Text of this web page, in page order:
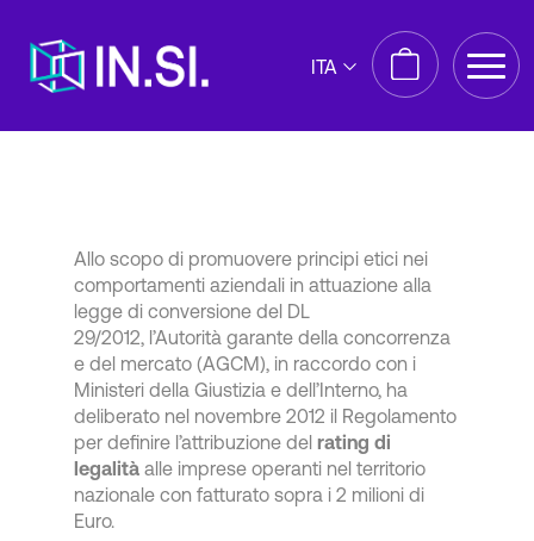
Allo scopo di promuovere principi etici nei
comportamenti aziendali in attuazione alla
legge di conversione del DL
29/2012, l’Autorità garante della concorrenza
e del mercato (AGCM), in raccordo con i
Ministeri della Giustizia e dell’Interno, ha
deliberato nel novembre 2012 il Regolamento
per definire l’attribuzione del rating di
legalità alle imprese operanti nel territorio
nazionale con fatturato sopra i 2 milioni di
Euro.
ITA